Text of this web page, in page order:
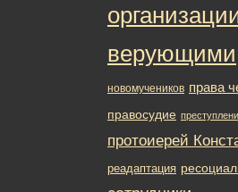
верующими
новомучеников права
правосудие
протоиерей
реадаптация